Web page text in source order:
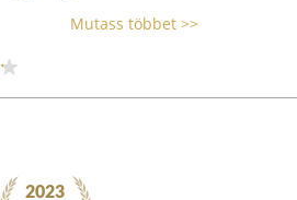
Mutass többet >>